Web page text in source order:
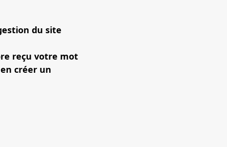
du site
reçu votre mot
créer un